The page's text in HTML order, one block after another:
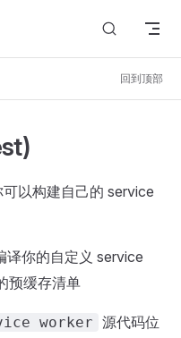
回到顶部
可以构建自己的 service
译你的自定义 service
预缓存清单
worker 源代码位